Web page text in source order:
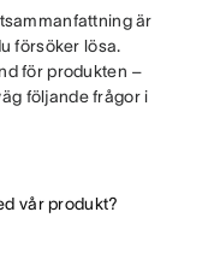
är
försöker lösa.
för produkten –
följande frågor i
vår produkt?